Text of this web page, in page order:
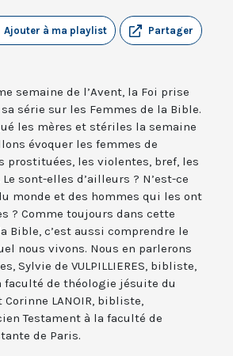
Partager
Ajouter à ma playlist
semaine de l’Avent, la Foi prise
série sur les Femmes de la Bible.
les mères et stériles la semaine
évoquer les femmes de
prostituées, les violentes, bref, les
sont-elles d’ailleurs ? N’est-ce
monde et des hommes qui les ont
? Comme toujours dans cette
Bible, c’est aussi comprendre le
nous vivons. Nous en parlerons
Sylvie de VULPILLIERES, bibliste,
faculté de théologie jésuite du
Corinne LANOIR, bibliste,
Testament à la faculté de
de Paris.